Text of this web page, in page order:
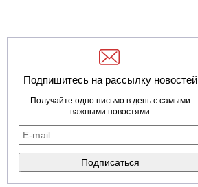
Подпишитесь на рассылку новостей
Получайте одно письмо в день с самыми
важными новостями